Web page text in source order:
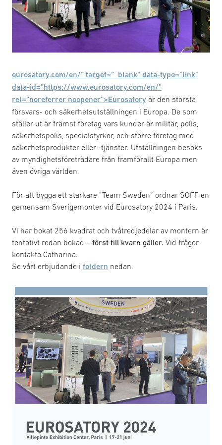
eurosatory.com/en/” target=”_blank” data-type=”link”
data-id=”https://www.eurosatory.com/en/”
rel=”noreferrer noopener”>Eurosatory är den största
försvars- och säkerhetsutställningen i Europa. De som
ställer ut är främst företag vars kunder är militär, polis,
säkerhetspolis, specialstyrkor, och större företag med
säkerhetsprodukter eller -tjänster. Utställningen besöks
av myndighetsföreträdare från framförallt Europa men
även övriga världen.
För att bygga ett starkare ”Team Sweden” ordnar SOFF en
gemensam Sverigemonter vid Eurosatory 2024 i Paris.
Vi har bokat 256 kvadrat och tvåtredjedelar av montern är
tentativt redan bokad – först till kvarn gäller. Vid frågor
kontakta Catharina.
Se vårt erbjudande i foldern nedan.